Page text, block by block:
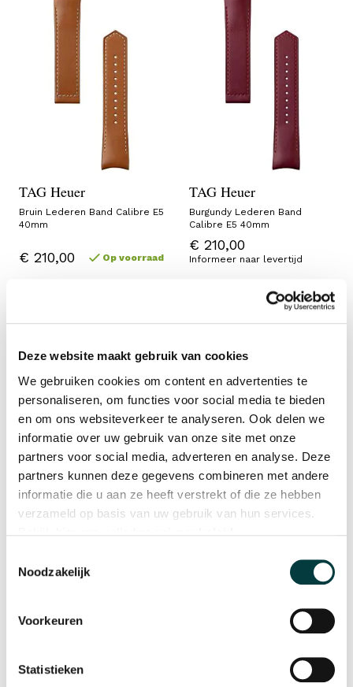
Deze website maakt gebruik van cookies
We gebruiken cookies om content en advertenties te
personaliseren, om functies voor social media te bieden
en om ons websiteverkeer te analyseren. Ook delen we
informatie over uw gebruik van onze site met onze
partners voor social media, adverteren en analyse. Deze
partners kunnen deze gegevens combineren met andere
informatie die u aan ze heeft verstrekt of die ze hebben
verzameld op basis van uw gebruik van hun services.
Noodzakelijk
Voorkeuren
Statistieken
TAG Heuer
Bruin Lederen Band Calibre E5
40mm
€ 210,00 Op voorraad
TAG Heuer
Burgundy Lederen Band
Calibre E5 40mm
€ 210,00
Informeer naar levertijd
TAG Heuer
Zwarte Geperforeerde
TAG Heuer
Zwart Lederen en Rubberen
Op voorraad